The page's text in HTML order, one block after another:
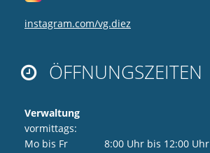
instagram.com/vg.diez
 ÖFFNUNGSZEITEN
Verwaltung
vormittags:
Mo bis Fr 8:00 Uhr bis 12:00 Uhr